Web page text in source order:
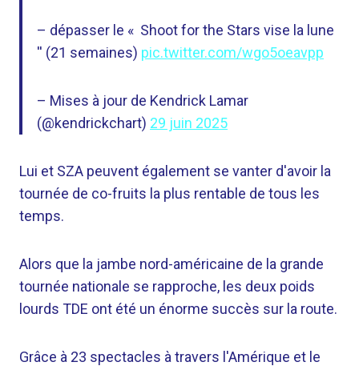
– dépasser le « Shoot for the Stars vise la lune
'' (21 semaines) pic.twitter.com/wgo5oeavpp
– Mises à jour de Kendrick Lamar
(@kendrickchart) 29 juin 2025
Lui et SZA peuvent également se vanter d'avoir la
tournée de co-fruits la plus rentable de tous les
temps.
Alors que la jambe nord-américaine de la grande
tournée nationale se rapproche, les deux poids
lourds TDE ont été un énorme succès sur la route.
Grâce à 23 spectacles à travers l'Amérique et le